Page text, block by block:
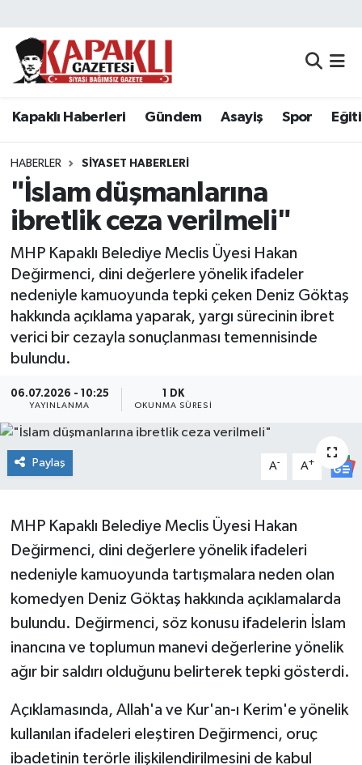
Kapaklı Haberleri Gündem Asayiş Spor
HABERLER SIYASET HABERLERI
"İslam düşmanlarına
ibretlik ceza verilmeli"
MHP Kapaklı Belediye Meclis Üyesi Hakan
Değirmenci, dini değerlere yönelik ifadeler
nedeniyle kamuoyunda tepki çeken Deniz Göktaş
hakkında açıklama yaparak, yargı sürecinin ibret
verici bir cezayla sonuçlanması temennisinde
bulundu.
06.07.2026 - 10:25
YAYINLANMA
1 DK
OKUNMA SÜRESI
Paylaş A- A+
MHP Kapaklı Belediye Meclis Üyesi Hakan
Değirmenci, dini değerlere yönelik ifadeleri
nedeniyle kamuoyunda tartışmalara neden olan
komedyen Deniz Göktaş hakkında açıklamalarda
bulundu. Değirmenci, söz konusu ifadelerin İslam
inancına ve toplumun manevi değerlerine yönelik
ağır bir saldırı olduğunu belirterek tepki gösterdi.
Açıklamasında, Allah'a ve Kur'an-ı Kerim'e yönelik
kullanılan ifadeleri eleştiren Değirmenci, oruç
ibadetinin terörle ilişkilendirilmesini de kabul
Kapaklı Haberleri
Asayiş
Spor
Eğitim
Siyaset
Resmi Reklamlar
Tekirdağ
Ekonomi
Sağlık
Teknoloji
Tekirdağ Nöbetçi Eczaneler
Tekirdağ Namaz Vakitleri
Tekirdağ Trafik Yoğunluk Haritası
Süper Lig Puan Durumu ve Fikstür
Tüm Manşetler
Son Dakika Haberleri
Haber Arşivi